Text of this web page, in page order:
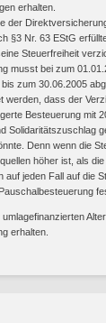
erhalten.
der
§3 Nr. 63 EStG
Steuerfreiheit
musst bei zum
zum 30.06.2005
werden, dass der
Besteuerung mit
Solidaritätszuschlag
Denn wenn die
höher ist, als
auf jeden Fall auf die
erhalten.